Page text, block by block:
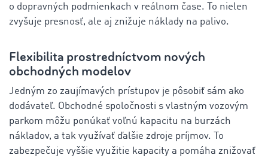
o dopravných podmienkach v reálnom čase. To nielen
zvyšuje presnosť, ale aj znižuje náklady na palivo.
Flexibilita prostredníctvom nových
obchodných modelov
Jedným zo zaujímavých prístupov je pôsobiť sám ako
dodávateľ. Obchodné spoločnosti s vlastným vozovým
parkom môžu ponúkať voľnú kapacitu na burzách
nákladov, a tak využívať ďalšie zdroje príjmov. To
zabezpečuje vyššie využitie kapacity a pomáha znižovať